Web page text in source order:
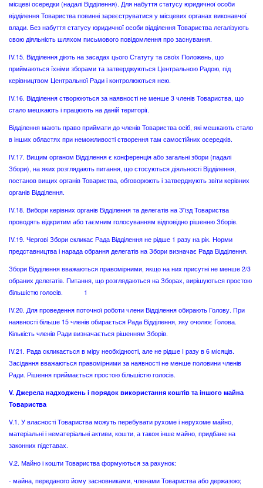
місцеві осередки (надалі Відділення). Для набуття статусу юридичної особи
відділення Товариства повинні зареєструватися у місцевих органах виконавчої
влади. Без набуття статусу юридичної особи відділення Товариства легалізують
свою діяльність шляхом письмового повідомлення про заснування.
IV.15. Відділення діють на засадах цього Статуту та своїх Положень, що
приймаються їхніми зборами та затверджуються Центральною Радою, під
керівництвом Центральної Ради і контролюються нею.
IV.16. Відділення створюються за наявності не менше 3 членів Товариства, що
стало мешкають і працюють на даній території.
Відділення мають право приймати до членів Товариства осіб, які мешкають стало
в інших областях при неможливості створення там самостійних осередків.
IV.17. Вищим органом Відділення є конференція або загальні збори (падалі
Збори), на яких розглядають питання, що стосуються діяльності Відділення,
постанов вищих органів Товариства, обговорюють і затверджують звіти керівних
органів Відділення.
IV.18. Вибори керівних органів Відділення та делегатів на З'їзд Товариства
проводять відкритим або таємним голосуванням відповідно рішенню Зборів.
IV.19. Чергові Збори скликає Рада Відділення не рідше 1 разу на рік. Норми
представництва і нарада обрання делегатів на Збори визначає Рада Відділення.
Збори Відділення вважаються правомірними, якщо на них присутні не менше 2/3
обраних делегатів. Питання, що розглядаються на Зборах, вирішуються простою
більшістю голосів. 1
IV.20. Для проведення поточної роботи члени Відділення обирають Голову. При
наявності більше 15 членів обирається Рада Відділення, яку очолює Голова.
Кількість членів Ради визначається рішенням Зборів.
IV.21. Рада скликається в міру необхідності, але не рідше І разу в 6 місяців.
Засідання вважаються правомірними за наявності не менше половини членів
Ради. Рішення приймається простою більшістю голосів.
V. Джерела надходжень і порядок використання коштів та іншого майна
Товариства
V.1. У власності Товариства можуть перебувати рухоме і нерухоме майно,
матеріальні і нематеріальні активи, кошти, а також інше майно, придбане на
законних підставах.
V.2. Майно і кошти Товариства формуються за рахунок:
- майна, переданого йому засновниками, членами Товариства або держазою;